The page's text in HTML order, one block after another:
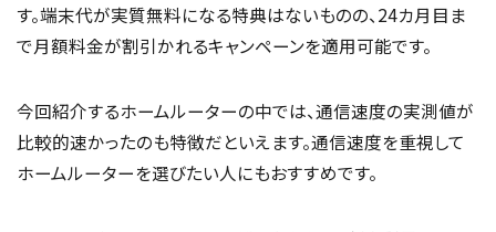
す。端末代が実質無料になる特典はないものの、24カ月目ま
で月額料金が割引かれるキャンペーンを適用可能です。
今回紹介するホームルーターの中では、通信速度の実測値が
比較的速かったのも特徴だといえます。通信速度を重視して
ホームルーターを選びたい人にもおすすめです。